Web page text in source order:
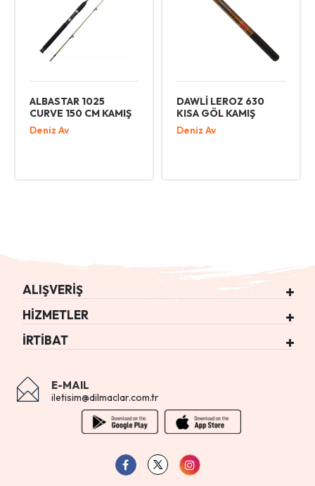
ALBASTAR 1025
CURVE 150 CM KAMIŞ
Deniz Av
DAWLİ LEROZ 630
KISA GÖL KAMIŞ
Deniz Av
ALIŞVERİŞ
HİZMETLER
İRTİBAT
E-MAIL
iletisim@dilmaclar.com.tr